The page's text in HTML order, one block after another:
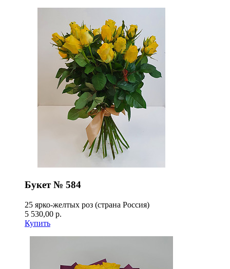
Букет № 584
25 ярко-желтых роз (страна Россия)
5 530,00 р.
Купить